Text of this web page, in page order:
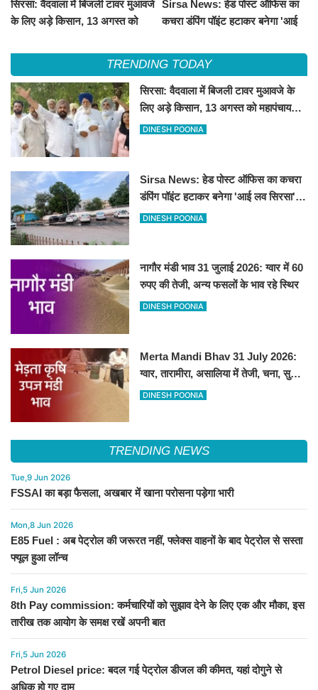
सिरसा: वैदवाला में बिजली टावर मुआवजे
के लिए अड़े किसान, 13 अगस्त को
Sirsa News: हेड पोस्ट ऑफिस का
कचरा डंपिंग पॉइंट हटाकर बनेगा 'आई
TRENDING TODAY
सिरसा: वैदवाला में बिजली टावर मुआवजे के
लिए अड़े किसान, 13 अगस्त को महापंचायत
का ऐलान
DINESH POONIA
Sirsa News: हेड पोस्ट ऑफिस का कचरा
डंपिंग पॉइंट हटाकर बनेगा 'आई लव सिरसा'
सेल्फी पॉइंट
DINESH POONIA
नागौर मंडी भाव 31 जुलाई 2026: ग्वार में 60
रुपए की तेजी, अन्य फसलों के भाव रहे स्थिर
DINESH POONIA
Merta Mandi Bhav 31 July 2026:
ग्वार, तारामीरा, असालिया में तेजी, चना, सुवा,
रायड़ा मंदे बिके
DINESH POONIA
TRENDING NEWS
Tue,9 Jun 2026
FSSAI का बड़ा फैसला, अखबार में खाना परोसना पड़ेगा भारी
Mon,8 Jun 2026
E85 Fuel : अब पेट्रोल की जरूरत नहीं, फ्लेक्स वाहनों के बाद पेट्रोल से सस्ता
फ्यूल हुआ लॉन्च
Fri,5 Jun 2026
8th Pay commission: कर्मचारियों को सुझाव देने के लिए एक और मौका, इस
तारीख तक आयोग के समक्ष रखें अपनी बात
Fri,5 Jun 2026
Petrol Diesel price: बदल गई पेट्रोल डीजल की कीमत, यहां दोगुने से
अधिक हो गए दाम